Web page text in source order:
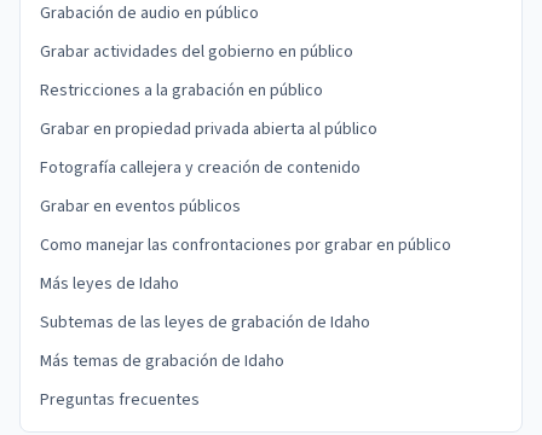
Grabación de audio en público
Grabar actividades del gobierno en público
Restricciones a la grabación en público
Grabar en propiedad privada abierta al público
Fotografía callejera y creación de contenido
Grabar en eventos públicos
Como manejar las confrontaciones por grabar en público
Más leyes de Idaho
Subtemas de las leyes de grabación de Idaho
Más temas de grabación de Idaho
Preguntas frecuentes